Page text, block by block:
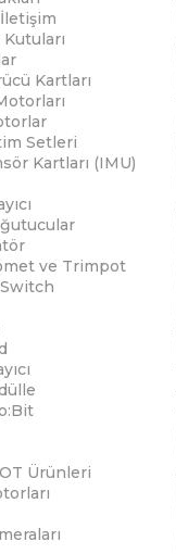
Kartları
Setleri
Kartları (IMU)
ve Trimpot
Ürünleri